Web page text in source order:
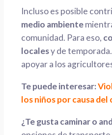
Incluso es posible
medio ambiente
comunidad. Para eso,
localesy de
apoyar a los
Te puede interesar:
los niños por causa
¿Te gusta caminar o